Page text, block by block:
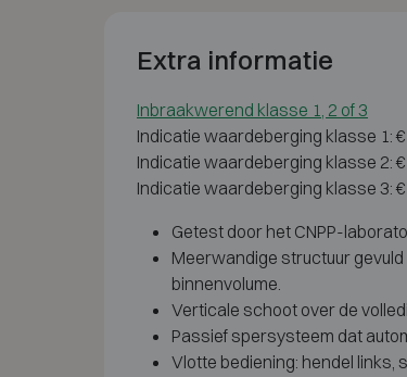
Extra informatie
Inbraakwerend klasse 1, 2 of 3
Indicatie waardeberging klasse 1:
Indicatie waardeberging klasse 2:
Indicatie waardeberging klasse 3:
Getest door het CNPP-
Meerwandige structuur
binnenvolume.
Verticale schoot over de
Passief spersysteem dat
Vlotte bediening: hendel links,